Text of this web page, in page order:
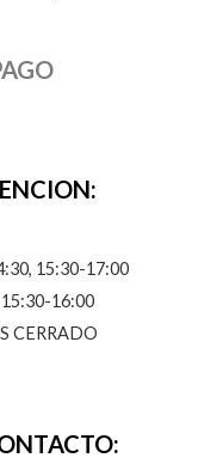
15:30-17:00
16:00
CERRADO